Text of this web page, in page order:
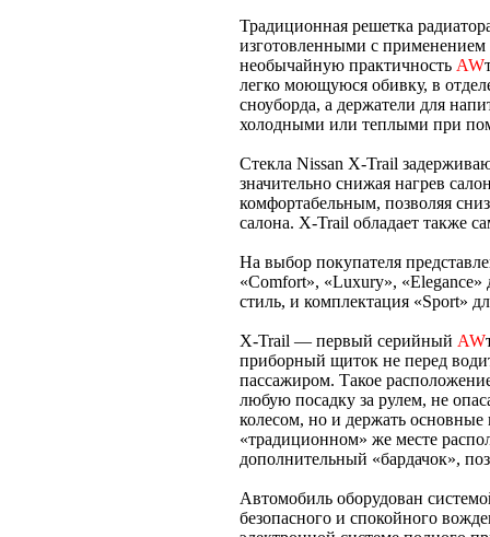
Традиционная решетка
изготовленными с применением
необычайную практичность AW
легко моющуюся обивку, в
сноуборда, а держатели для
холодными или теплыми при
Стекла Nissan X-Trail
значительно снижая нагрев
комфортабельным, позволяя
салона. X-Trail обладает также
На выбор покупателя
«Comfort», «Luxury»,
стиль, и комплектация «Sport»
X-Trail — первый серийный AW
приборный щиток не перед
пассажиром. Такое
любую посадку за рулем, не
колесом, но и держать основные
«традиционном» же месте
дополнительный «бардачок»,
Автомобиль оборудован
безопасного и спокойного